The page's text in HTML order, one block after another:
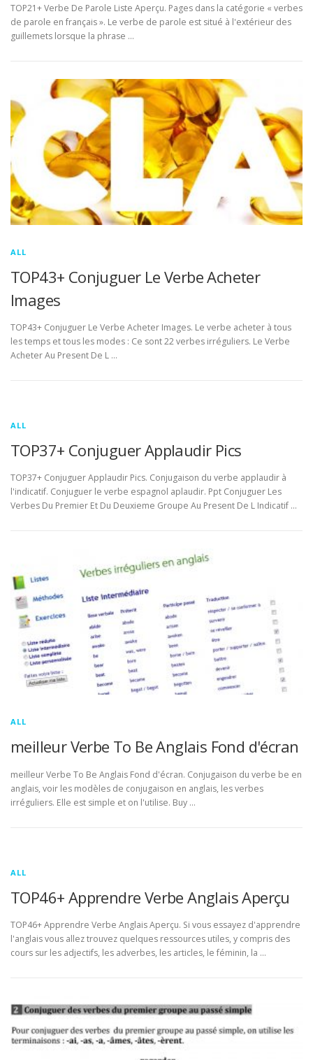
TOP21+ Verbe De Parole Liste Aperçu. Pages dans la catégorie « verbes
de parole en français ». Le verbe de parole est situé à l'extérieur des
guillemets lorsque la phrase …
ALL
TOP43+ Conjuguer Le Verbe Acheter
Images
TOP43+ Conjuguer Le Verbe Acheter Images. Le verbe acheter à tous
les temps et tous les modes : Ce sont 22 verbes irréguliers. Le Verbe
Acheter Au Present De L …
ALL
TOP37+ Conjuguer Applaudir Pics
TOP37+ Conjuguer Applaudir Pics. Conjugaison du verbe applaudir à
l'indicatif. Conjuguer le verbe espagnol aplaudir. Ppt Conjuguer Les
Verbes Du Premier Et Du Deuxieme Groupe Au Present De L Indicatif …
ALL
meilleur Verbe To Be Anglais Fond d'écran
meilleur Verbe To Be Anglais Fond d'écran. Conjugaison du verbe be en
anglais, voir les modèles de conjugaison en anglais, les verbes
irréguliers. Elle est simple et on l'utilise. Buy …
ALL
TOP46+ Apprendre Verbe Anglais Aperçu
TOP46+ Apprendre Verbe Anglais Aperçu. Si vous essayez d'apprendre
l'anglais vous allez trouvez quelques ressources utiles, y compris des
cours sur les adjectifs, les adverbes, les articles, le féminin, la …